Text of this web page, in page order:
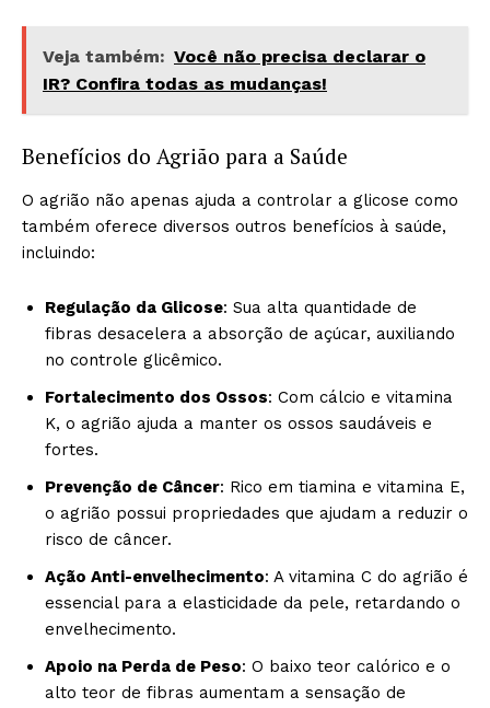
Veja também: Você não precisa declarar o
IR? Confira todas as mudanças!
Benefícios do Agrião para a Saúde
O agrião não apenas ajuda a controlar a glicose como
também oferece diversos outros benefícios à saúde,
incluindo:
Regulação da Glicose: Sua alta quantidade de
fibras desacelera a absorção de açúcar, auxiliando
no controle glicêmico.
Fortalecimento dos Ossos: Com cálcio e vitamina
K, o agrião ajuda a manter os ossos saudáveis e
fortes.
Prevenção de Câncer: Rico em tiamina e vitamina E,
o agrião possui propriedades que ajudam a reduzir o
risco de câncer.
Ação Anti-envelhecimento: A vitamina C do agrião é
essencial para a elasticidade da pele, retardando o
envelhecimento.
Apoio na Perda de Peso: O baixo teor calórico e o
alto teor de fibras aumentam a sensação de